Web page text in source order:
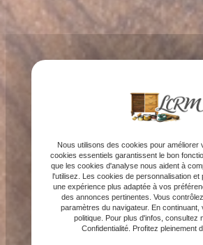
Nous utilisons des cookies pour améliorer
cookies essentiels garantissent le bon
que les cookies d'analyse nous aident à
l'utilisez. Les cookies de personnalisation et
une expérience plus adaptée à vos
des annonces pertinentes. Vous
paramètres du navigateur. En
politique. Pour plus d'infos, consultez
Confidentialité. Profitez pleinement